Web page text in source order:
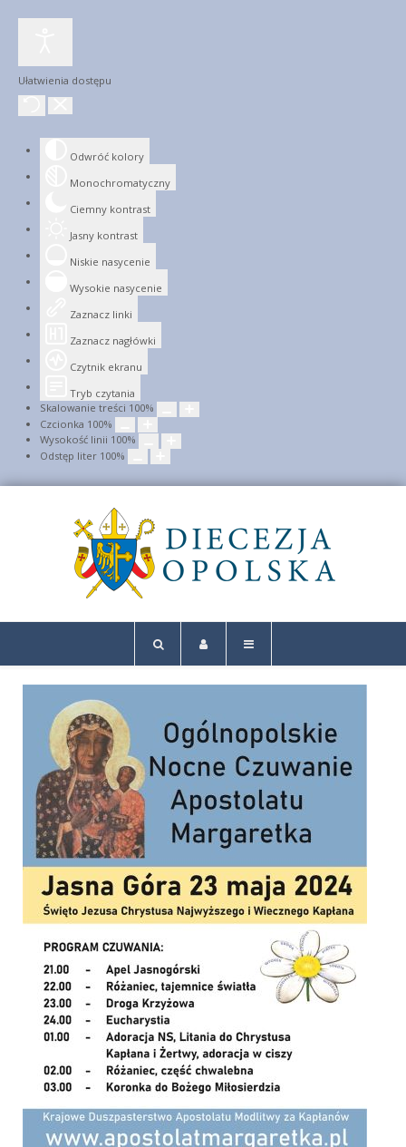
Ułatwienia dostępu
Odwróć kolory
Monochromatyczny
Ciemny kontrast
Jasny kontrast
Niskie nasycenie
Wysokie nasycenie
Zaznacz linki
Zaznacz nagłówki
Czytnik ekranu
Tryb czytania
Skalowanie treści 100%
Czcionka 100%
Wysokość linii 100%
Odstęp liter 100%